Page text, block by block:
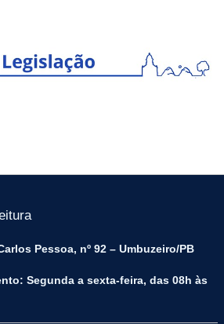
Pessoa, nº 92 – Umbuzeiro/PB
Segunda a sexta-feira, das 08h às